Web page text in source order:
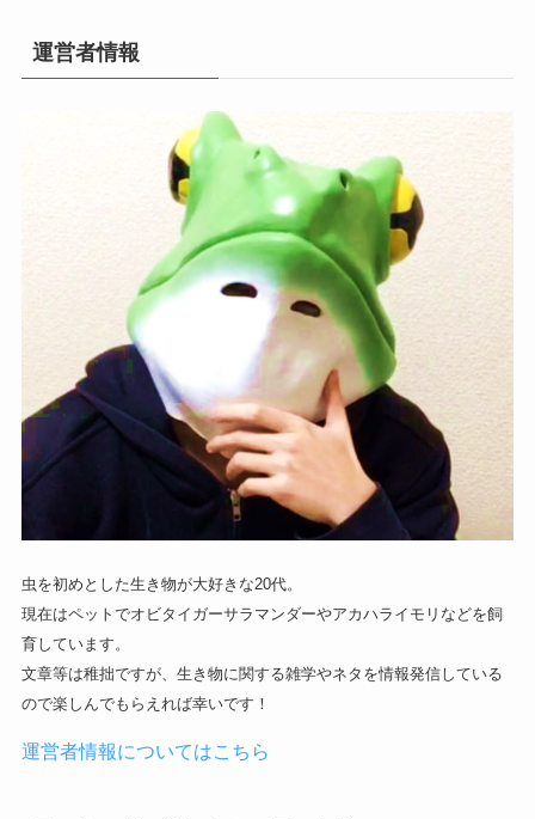
運営者情報
虫を初めとした生き物が大好きな20代。
現在はペットでオビタイガーサラマンダーやアカハライモリなどを飼
育しています。
文章等は稚拙ですが、生き物に関する雑学やネタを情報発信している
ので楽しんでもらえれば幸いです！
運営者情報についてはこちら